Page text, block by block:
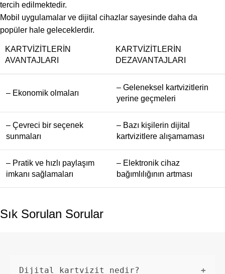
tercih edilmektedir.
Mobil uygulamalar ve dijital cihazlar sayesinde daha da
popüler hale geleceklerdir.
KARTVIZITLERIN
AVANTAJLARI
KARTVIZITLERIN
DEZAVANTAJLARI
– Ekonomik olmaları
– Geleneksel kartvizitlerin
yerine geçmeleri
– Çevreci bir seçenek
sunmaları
– Bazı kişilerin dijital
kartvizitlere alışamaması
– Pratik ve hızlı paylaşım
imkanı sağlamaları
– Elektronik cihaz
bağımlılığının artması
Sık Sorulan Sorular
Dijital kartvizit nedir?